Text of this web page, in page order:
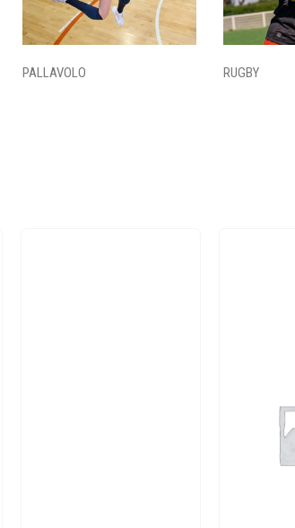
PALLAVOLO RUGBY